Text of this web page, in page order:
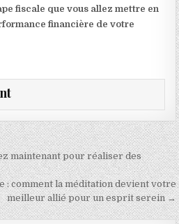
fiscale que vous allez mettre en
financière de votre
maintenant pour réaliser des
: comment la méditation devient votre
meilleur allié pour un esprit serein →